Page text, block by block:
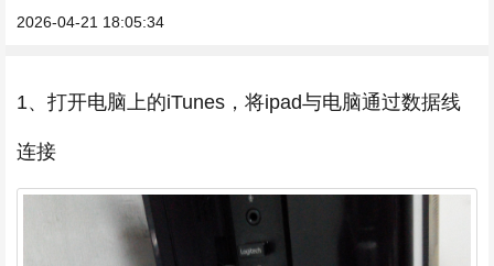
2026-04-21 18:05:34
1、打开电脑上的iTunes，将ipad与电脑通过数据线
连接